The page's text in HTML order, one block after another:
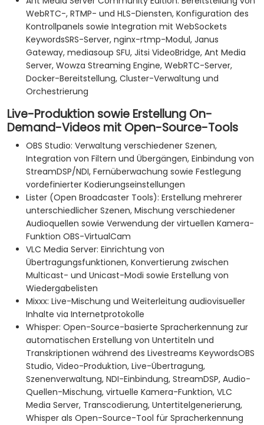
WebRTC-, RTMP- und HLS-Diensten, Konfiguration des
Kontrollpanels sowie Integration mit WebSockets
KeywordsSRS-Server, nginx-rtmp-Modul, Janus
Gateway, mediasoup SFU, Jitsi VideoBridge, Ant Media
Server, Wowza Streaming Engine, WebRTC-Server,
Docker-Bereitstellung, Cluster-Verwaltung und
Orchestrierung
Live-Produktion sowie Erstellung On-
Demand-Videos mit Open-Source-Tools
OBS Studio: Verwaltung verschiedener Szenen,
Integration von Filtern und Übergängen, Einbindung von
StreamDSP/NDI, Fernüberwachung sowie Festlegung
vordefinierter Kodierungseinstellungen
Lister (Open Broadcaster Tools): Erstellung mehrerer
unterschiedlicher Szenen, Mischung verschiedener
Audioquellen sowie Verwendung der virtuellen Kamera-
Funktion OBS-VirtualCam
VLC Media Server: Einrichtung von
Übertragungsfunktionen, Konvertierung zwischen
Multicast- und Unicast-Modi sowie Erstellung von
Wiedergabelisten
Mixxx: Live-Mischung und Weiterleitung audiovisueller
Inhalte via Internetprotokolle
Whisper: Open-Source-basierte Spracherkennung zur
automatischen Erstellung von Untertiteln und
Transkriptionen während des Livestreams KeywordsOBS
Studio, Video-Produktion, Live-Übertragung,
Szenenverwaltung, NDI-Einbindung, StreamDSP, Audio-
Quellen-Mischung, virtuelle Kamera-Funktion, VLC
Media Server, Transcodierung, Untertitelgenerierung,
Whisper als Open-Source-Tool für Spracherkennung